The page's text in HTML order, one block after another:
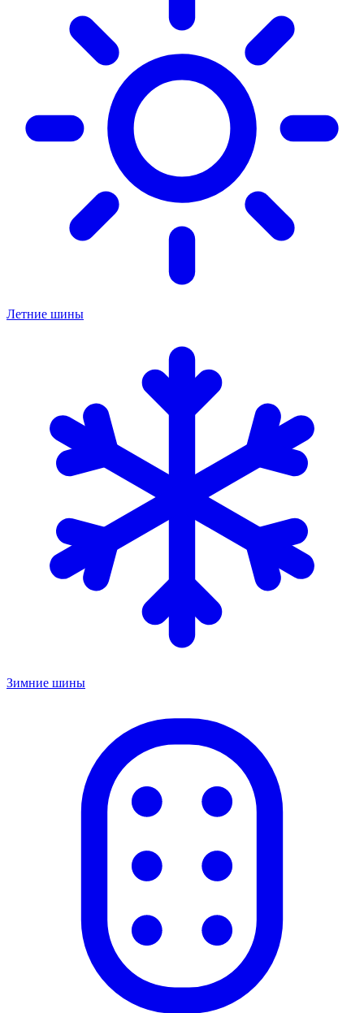
Летние шины
Зимние шины